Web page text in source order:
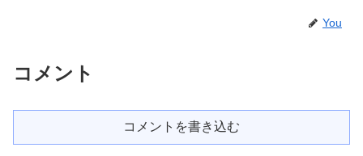
You
コメント
コメントを書き込む